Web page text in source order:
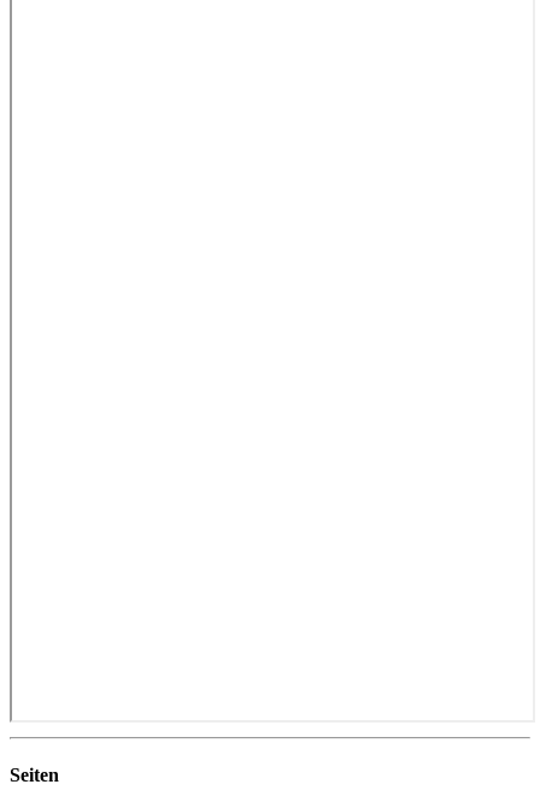
Seiten